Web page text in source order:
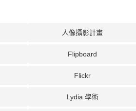
人像攝影計畫
Flipboard
Flickr
Lydia 學術